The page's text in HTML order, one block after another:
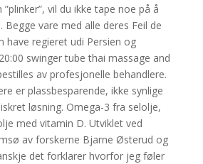
vil du ikke tape noe på å
Begge vare med alle deres Feil de
have regieret udi Persien og
swinger tube thai massage and
av profesjonelle behandlere.
er plassbesparende, ikke synlige
løsning. Omega-3 fra selolje,
med vitamin D. Utviklet ved
av forskerne Bjarne Østerud og
det forklarer hvorfor jeg føler